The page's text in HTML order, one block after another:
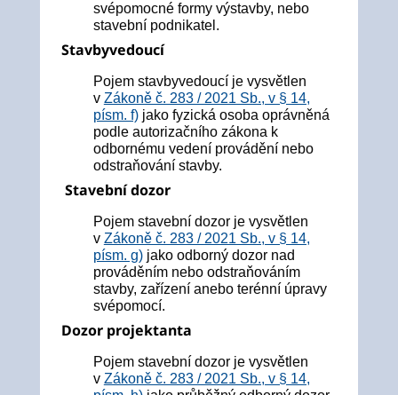
svépomocné formy výstavby, nebo
stavební podnikatel.
Stavbyvedoucí
Pojem stavbyvedoucí je vysvětlen
v Zákoně č. 283 / 2021 Sb., v § 14,
písm. f)jako fyzická osoba oprávněná
podle autorizačního zákona k
odbornému vedení provádění nebo
odstraňování stavby.
Stavební dozor
Pojem stavební dozor je vysvětlen
v Zákoně č. 283 / 2021 Sb., v § 14,
písm. g)jako odborný dozor nad
prováděním nebo odstraňováním
stavby, zařízení anebo terénní úpravy
svépomocí.
Dozor projektanta
Pojem stavební dozor je vysvětlen
v Zákoně č. 283 / 2021 Sb., v § 14,